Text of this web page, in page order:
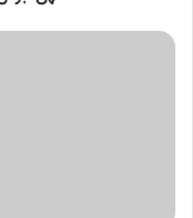
آگهی